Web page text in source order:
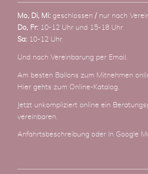
Mo, Di, Mi:geschlossen / nur nach
Do, Fr:10-12 Uhr und 15-18 Uhr
Sa:10-12 Uhr
Und nach Vereinbarung per Email
Am besten Ballons zum Mitnehmen
Hier gehts zum Online-Katalog
Jetzt unkompliziert online ein
vereinbaren.
Anfahrtsbeschreibung oder In Google